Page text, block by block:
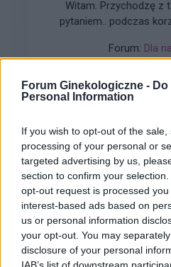
Forum Ginekologiczne -
Personal Information
If you wish to opt-out of the
processing of your personal or
targeted advertising by us,
section to confirm your
opt-out request is processed
interest-based ads based on
us or personal information
your opt-out. You may
disclosure of your personal
Witam. Przychodzę z
pytaniem.. podczas
ból (ostry , kłujący ,
może być ?? . Liczę na
z góry dzięki. Czasami
Forum: Dla
Test beta
Witam, chciałabym
w ciążę. Mam
stwierdzić czy doszło
dniu cyklu czy zrobienie
czasie da mi
stresować na zapas czy
Forum:Ginekologia -